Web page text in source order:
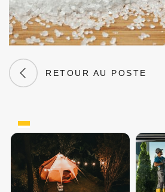
RETOUR AU POSTE